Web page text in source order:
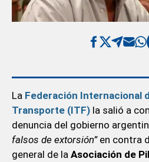
La Federación Internacional
Transporte (ITF)la salió a
denuncia del gobierno
falsos de extorsión”en contra
general de la Asociación de